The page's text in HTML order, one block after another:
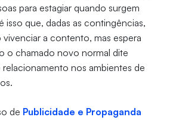
para estagiar quando surgem
isso que, dadas as contingências,
a contento, mas espera
o chamado novo normal dite
relacionamento nos ambientes de
de Publicidade e Propaganda